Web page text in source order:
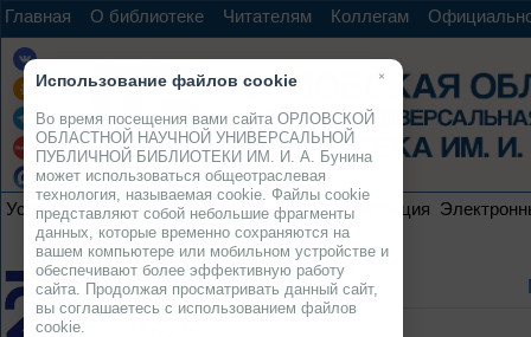
Главная О библиотеке Читателям Коллегам
Услуги Ресурсы Проекты Электронная коллекция
×
Использование файлов cookie
Во время посещения вами сайта ОРЛОВСКОЙ
ОБЛАСТНОЙ НАУЧНОЙ УНИВЕРСАЛЬНОЙ
ПУБЛИЧНОЙ БИБЛИОТЕКИ ИМ. И. А. Бунина
может использоваться общеотраслевая
технология, называемая cookie. Файлы cookie
представляют собой небольшие фрагменты
данных, которые временно сохраняются на
вашем компьютере или мобильном устройстве и
обеспечивают более эффективную работу
сайта. Продолжая просматривать данный сайт,
вы соглашаетесь с использованием файлов
cookie.